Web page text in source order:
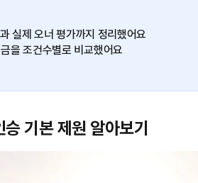
실제 오너 평가까지 정리했어요
을 조건수별로 비교했어요
기본 제원 알아보기